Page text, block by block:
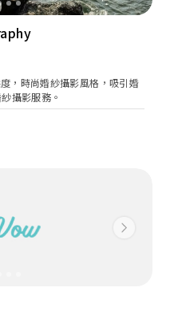
，時尚婚紗攝影風格，吸引婚
攝影服務。
Next